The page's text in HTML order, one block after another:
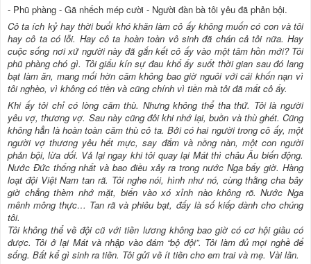
- Phũ phàng - Gã nhếch mép cười - Người đàn bà tôi yêu đã phản bội.
Cô ta ích kỷ hay thời buổi khó khăn làm cô ấy không muốn có con và tôi
hay cô ta có lỗi. Hay cô ta hoàn toàn vô sinh đã chán cả tôi nữa. Hay
cuộc sống nơi xứ người này đã gắn kết cô ấy vào một tâm hồn mới? Tôi
phũ phàng chó gì. Tôi giấu kín sự đau khổ ấy suốt thời gian sau đó lang
bạt làm ăn, mang mối hờn căm không bao giờ nguôi với cái khốn nạn vì
tôi nghèo, vì không có tiền và cũng chính vì tiền mà tôi đã mất cô ấy.
Khi ấy tôi chỉ có lòng căm thù. Nhưng không thể tha thứ. Tôi là người
yêu vợ, thương vợ. Sau này cũng đôi khi nhớ lại, buồn và thù ghét. Cũng
không hẳn là hoàn toàn căm thù cô ta. Bởi có hai người trong cô ấy, một
người vợ thương yêu hết mực, say đắm và nồng nàn, một con người
phản bội, lừa dối. Vả lại ngay khi tôi quay lại Mát thì châu Âu biến động.
Nước Đức thống nhất và bao điều xảy ra trong nước Nga bấy giờ. Hàng
loạt đội Việt Nam tan rã. Tôi nghe nói, hình như nó, cùng thằng cha bây
giờ chẳng thèm nhớ mặt, biến vào xó xỉnh nào không rõ. Nước Nga
mênh mông thực… Tan rã và phiêu bạt, đấy là số kiếp dành cho chúng
tôi.
Tôi không thể về đội cũ với tiền lương không bao giờ có cơ hội giầu có
được. Tôi ở lại Mát và nhập vào đám “bộ đội”. Tôi làm đủ mọi nghề để
sống. Bất kể gì sinh ra tiền. Tôi gửi về ít tiền cho em trai và mẹ. Vài lần.